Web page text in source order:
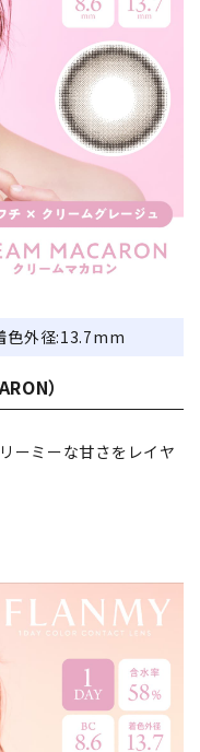
色外径:13.7mm
）
ーミーな甘さをレイヤ